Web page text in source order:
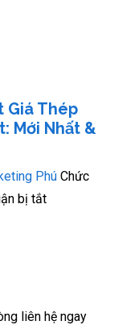
Giá Thép
Mới Nhất &
Phú Chức
bị tắt
liên hệ ngay